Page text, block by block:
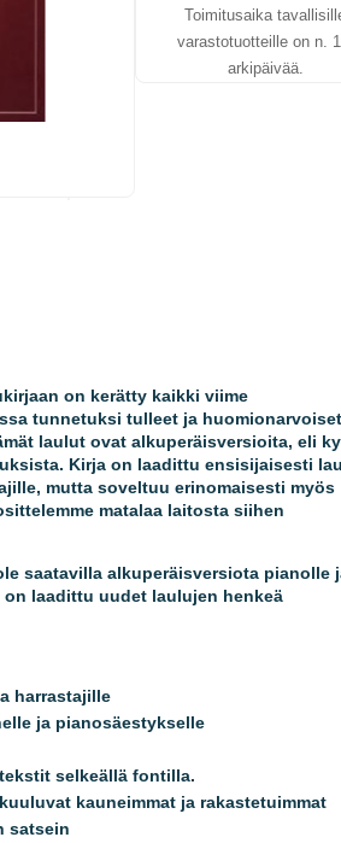
Toimitusaika
varastotuotteille on n.
arkipäivää.
on kerätty kaikki viime
tunnetuksi tulleet ja huomionarvoiset
laulut ovat alkuperäisversioita, eli
Kirja on laadittu ensisijaisesti
mutta soveltuu erinomaisesti myös
matalaa laitosta siihen
saatavilla alkuperäisversiota pianolle
laadittu uudet laulujen henkeä
harrastajille
ja pianosäestykselle
selkeällä fontilla.
kauneimmat ja rakastetuimmat
satsein